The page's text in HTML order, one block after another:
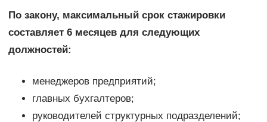
По закону, максимальный срок стажировки
составляет 6 месяцев для следующих
должностей:
менеджеров предприятий;
главных бухгалтеров;
руководителей структурных подразделений;